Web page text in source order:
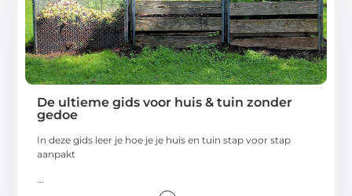
De ultieme gids voor huis & tuin zonder
gedoe
In deze gids leer je hoe je je huis en tuin stap voor stap
aanpakt
...